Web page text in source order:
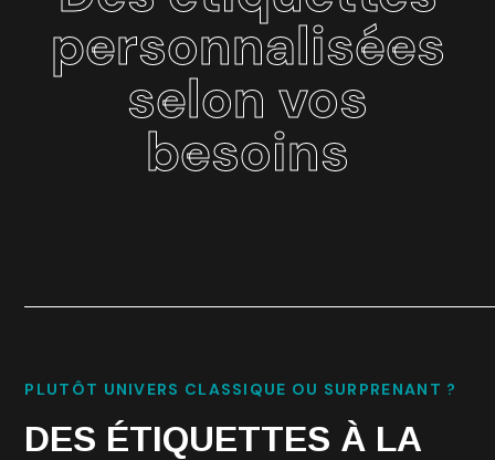
personnalisées
selon vos
besoins
PLUTÔT UNIVERS CLASSIQUE OU SURPRENANT ?
DES ÉTIQUETTES À LA